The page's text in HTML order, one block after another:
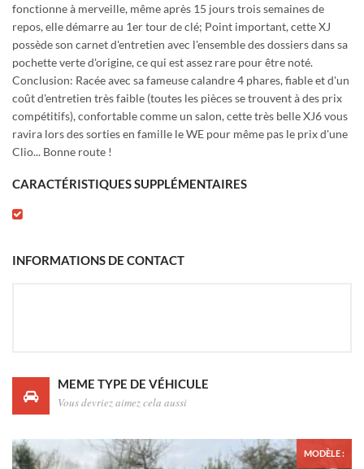
fonctionne à merveille, même après 15 jours trois semaines de
repos, elle démarre au 1er tour de clé; Point important, cette XJ
possède son carnet d'entretien avec l'ensemble des dossiers dans sa
pochette verte d'origine, ce qui est assez rare pour être noté.
Conclusion: Racée avec sa fameuse calandre 4 phares, fiable et d'un
coût d'entretien très faible (toutes les pièces se trouvent à des prix
compétitifs), confortable comme un salon, cette très belle XJ6 vous
ravira lors des sorties en famille le WE pour même pas le prix d'une
Clio... Bonne route !
CARACTÉRISTIQUES SUPPLÉMENTAIRES
INFORMATIONS DE CONTACT
MEME TYPE DE VÉHICULE
Vous devriez aimez cela aussi
MODÈLE :